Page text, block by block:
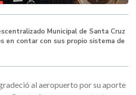
Municipal de Santa Cruz
en contar con sus propio sistema de
al aeropuerto por su aporte